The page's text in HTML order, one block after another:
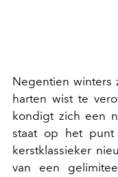
Negentien winters
harten wist te
kondigt zich een
staat op het punt
kerstklassieker
van een